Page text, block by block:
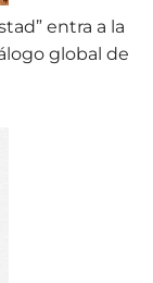
entra a la
global de